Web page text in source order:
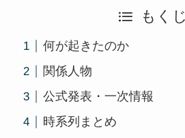
もくじ
何が起きたのか
関係人物
公式発表・一次情報
時系列まとめ